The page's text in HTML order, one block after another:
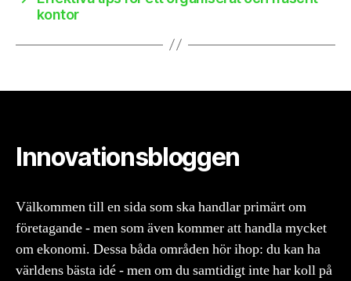
kontor
Innovationsbloggen
Välkommen till en sida som ska handlar primärt om
företagande - men som även kommer att handla mycket
om ekonomi. Dessa båda områden hör ihop: du kan ha
världens bästa idé - men om du samtidigt inte har koll på